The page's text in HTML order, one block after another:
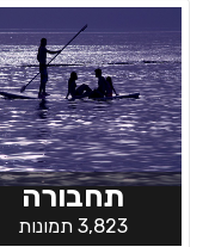
תחבורה
3,823 תמונות